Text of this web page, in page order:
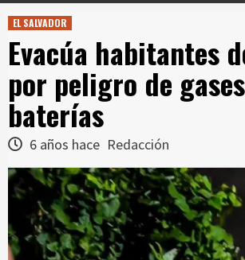
EL SALVADOR
Evacúa habitantes
por peligro de
baterías
6 años hace Redacción